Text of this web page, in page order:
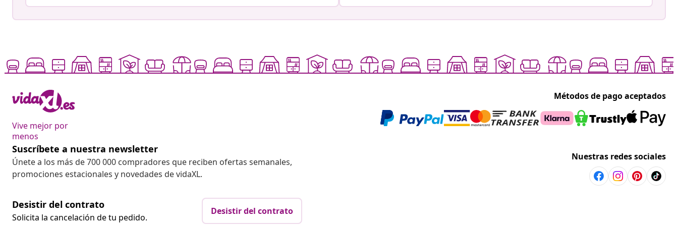
Vive mejor por
menos
Métodos de pago aceptados
Suscríbete a nuestra newsletter
Únete a los más de 700 000 compradores que reciben ofertas semanales,
promociones estacionales y novedades de vidaXL.
Nuestras redes sociales
Desistir del contrato
Solicita la cancelación de tu pedido.
Desistir del contrato